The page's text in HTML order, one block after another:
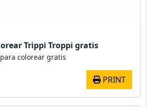
Trippi Troppi gratis
colorear gratis
PRINT